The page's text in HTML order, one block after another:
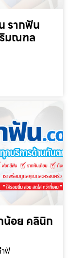
รากฟัน
มณฑล
อย คลินิก
ฟั